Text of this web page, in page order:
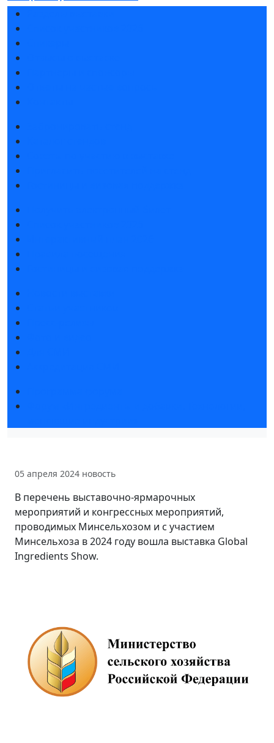
05 апреля 2024 новость
В перечень выставочно-ярмарочных
мероприятий и конгрессных мероприятий,
проводимых Минсельхозом и с участием
Минсельхоза в 2024 году вошла выставка Global
Ingredients Show.